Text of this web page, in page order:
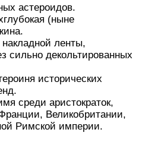
астероидов.
(ныне
ленты,
сильно декольтированных
исторических
среди аристократок,
Великобритании,
Римской империи.